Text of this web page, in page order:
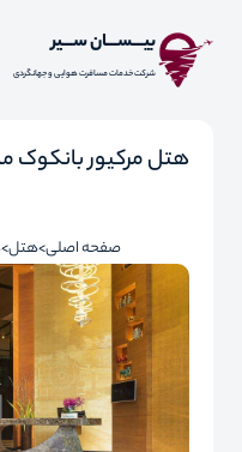
بیـــســـان ســـیر
شرکت خدمات مسافرت هوایی و جهانگردی
هتل مرکیور بانکوک
صفحه اصلی هتل